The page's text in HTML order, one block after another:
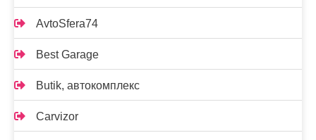
AvtoSfera74
Best Garage
Butik, автокомплекс
Carvizor